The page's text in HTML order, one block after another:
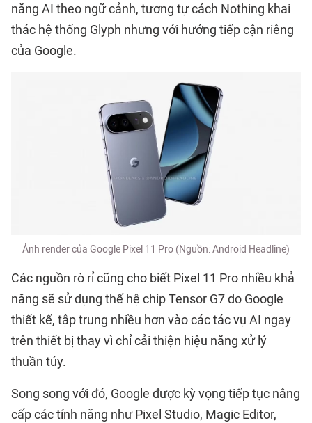
năng AI theo ngữ cảnh, tương tự cách Nothing khai
thác hệ thống Glyph nhưng với hướng tiếp cận riêng
của Google.
Ảnh render của Google Pixel 11 Pro (Nguồn: Android Headline)
Các nguồn rò rỉ cũng cho biết Pixel 11 Pro nhiều khả
năng sẽ sử dụng thế hệ chip Tensor G7 do Google
thiết kế, tập trung nhiều hơn vào các tác vụ AI ngay
trên thiết bị thay vì chỉ cải thiện hiệu năng xử lý
thuần túy.
Song song với đó, Google được kỳ vọng tiếp tục nâng
cấp các tính năng như Pixel Studio, Magic Editor,